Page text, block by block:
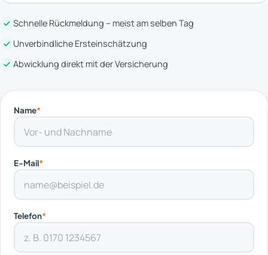
Schnelle Rückmeldung – meist am selben Tag
Unverbindliche Ersteinschätzung
Abwicklung direkt mit der Versicherung
Name*
E-Mail*
Telefon*